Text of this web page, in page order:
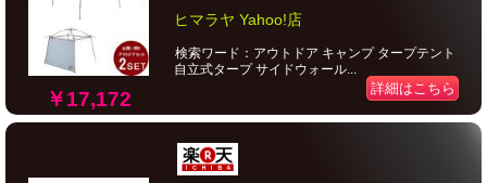
￥17,172
ヒマラヤ Yahoo!店
検索ワード：アウトドア キャンプ タープテント
自立式タープ サイドウォール...
詳細はこちら